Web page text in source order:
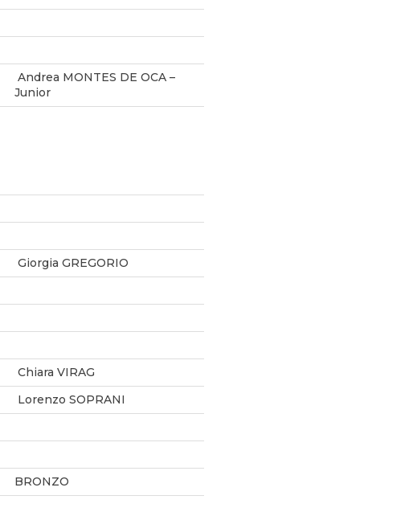
Andrea MONTES DE OCA –
Junior
Giorgia GREGORIO
Chiara VIRAG
Lorenzo SOPRANI
BRONZO